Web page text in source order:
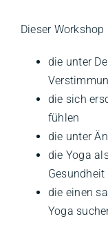
Dieser
die unter
die sich
fühlen
die unter
die Yoga
die einen
Yoga